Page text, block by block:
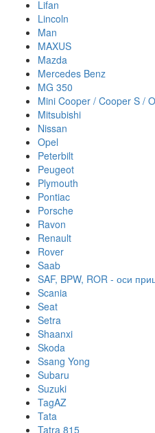
Lifan
Lincoln
Man
MAXUS
Mazda
Mercedes Benz
MG 350
Mini Cooper / Cooper S /
Mitsubishi
Nissan
Opel
Peterbilt
Peugeot
Plymouth
Pontiac
Porsche
Ravon
Renault
Rover
Saab
SAF, BPW, ROR - оси
Scania
Seat
Setra
Shaanxi
Skoda
Ssang Yong
Subaru
Suzuki
TagAZ
Tata
Tatra 815